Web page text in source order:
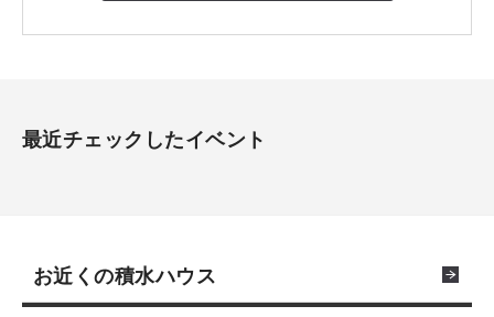
最近チェックしたイベント
お近くの積水ハウス